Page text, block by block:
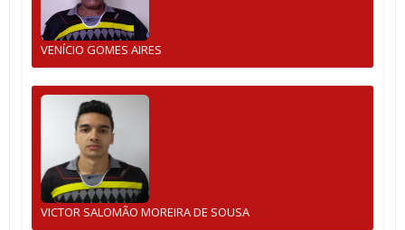
VENÍCIO GOMES AIRES
VICTOR SALOMÃO MOREIRA DE SOUSA